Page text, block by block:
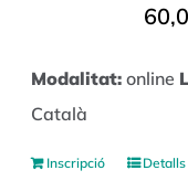
Modalitat: online
Català
Inscripció Detalls